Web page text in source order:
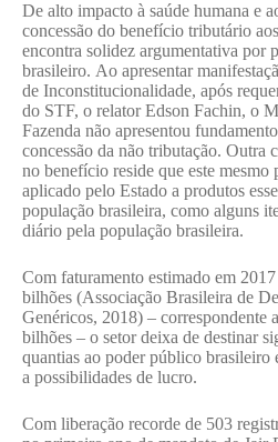
De alto impacto à saúde humana e
concessão do benefício tributário
encontra solidez argumentativa por
brasileiro. Ao apresentar
de Inconstitucionalidade, após
do STF, o relator Edson Fachin, o
Fazenda não apresentou
concessão da não tributação. Outra
no benefício reside que este mesmo
aplicado pelo Estado a produtos
população brasileira, como alguns
diário pela população brasileira.
Com faturamento estimado em
bilhões (Associação Brasileira de
Genéricos, 2018) – correspondente
bilhões – o setor deixa de destinar
quantias ao poder público brasileiro
a possibilidades de lucro.
Com liberação recorde de 503